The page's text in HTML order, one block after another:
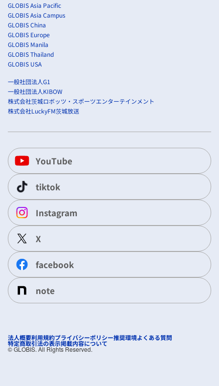
GLOBIS Asia Pacific
GLOBIS Asia Campus
GLOBIS China
GLOBIS Europe
GLOBIS Manila
GLOBIS Thailand
GLOBIS USA
一般社団法人G1
一般社団法人KIBOW
株式会社茨城ロボッツ・スポーツエンターテインメント
株式会社LuckyFM茨城放送
YouTube
tiktok
Instagram
X
facebook
note
法人概要利用規約プライバシーポリシー推奨環境よくある質問
特定商取引法の表示掲載内容について
©︎ GLOBIS. All Rights Reserved.